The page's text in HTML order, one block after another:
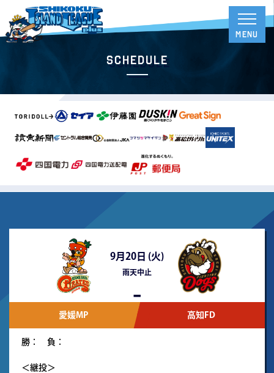
Schedule
9月20日 (火)
雨天中止
-
愛媛MP 高知FD
勝： 負：
＜継投＞